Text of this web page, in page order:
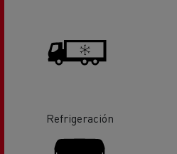
Refrigeración